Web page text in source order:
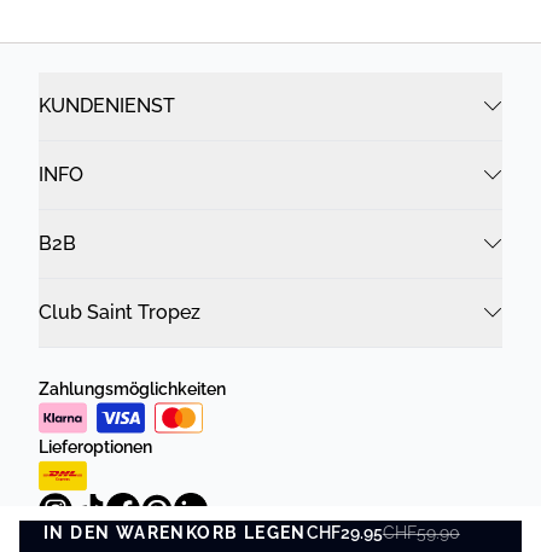
IN DEN WARENKORB LEGENCHF29.95CHF59.90
IN DEN WARENKORB LEGEN
KUNDENIENST
INFO
B2B
Club Saint Tropez
Zahlungsmöglichkeiten
Lieferoptionen